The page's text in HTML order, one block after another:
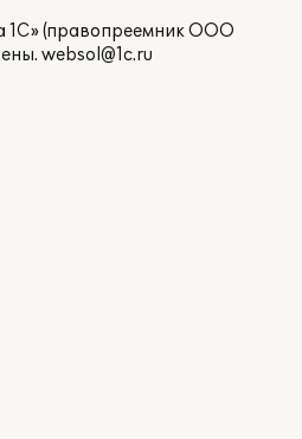
1С» (правопреемник ООО
websol@1c.ru